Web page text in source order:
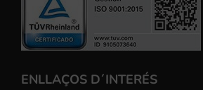
ENLLAÇOS D´INTERÉS